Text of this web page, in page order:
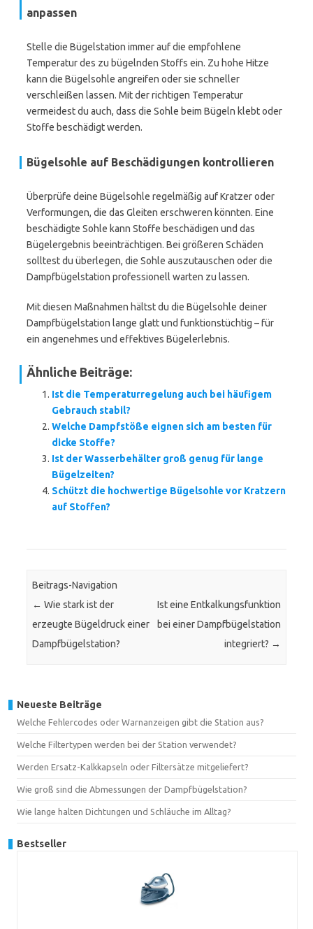
anpassen
Stelle die Bügelstation immer auf die empfohlene
Temperatur des zu bügelnden Stoffs ein. Zu hohe Hitze
kann die Bügelsohle angreifen oder sie schneller
verschleißen lassen. Mit der richtigen Temperatur
vermeidest du auch, dass die Sohle beim Bügeln klebt oder
Stoffe beschädigt werden.
Bügelsohle auf Beschädigungen kontrollieren
Überprüfe deine Bügelsohle regelmäßig auf Kratzer oder
Verformungen, die das Gleiten erschweren könnten. Eine
beschädigte Sohle kann Stoffe beschädigen und das
Bügelergebnis beeinträchtigen. Bei größeren Schäden
solltest du überlegen, die Sohle auszutauschen oder die
Dampfbügelstation professionell warten zu lassen.
Mit diesen Maßnahmen hältst du die Bügelsohle deiner
Dampfbügelstation lange glatt und funktionstüchtig – für
ein angenehmes und effektives Bügelerlebnis.
Ähnliche Beiträge:
Ist die Temperaturregelung auch bei häufigem
Gebrauch stabil?
Welche Dampfstöße eignen sich am besten für
dicke Stoffe?
Ist der Wasserbehälter groß genug für lange
Bügelzeiten?
Schützt die hochwertige Bügelsohle vor Kratzern
auf Stoffen?
Beitrags-Navigation
← Wie stark ist der
erzeugte Bügeldruck einer
Dampfbügelstation?
Ist eine Entkalkungsfunktion
bei einer Dampfbügelstation
integriert? →
Neueste Beiträge
Welche Fehlercodes oder Warnanzeigen gibt die Station aus?
Welche Filtertypen werden bei der Station verwendet?
Werden Ersatz-Kalkkapseln oder Filtersätze mitgeliefert?
Wie groß sind die Abmessungen der Dampfbügelstation?
Wie lange halten Dichtungen und Schläuche im Alltag?
Bestseller